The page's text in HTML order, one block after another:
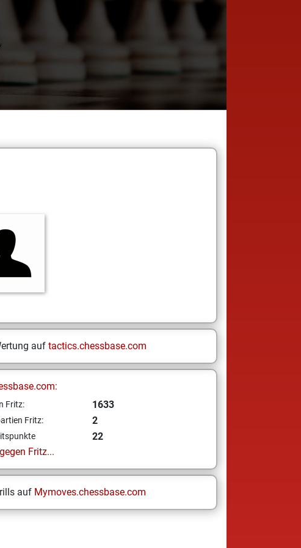
auf tactics.chessbase.com
Fritz: 1633
Fritz: 2
22
Fritz...
auf Mymoves.chessbase.com